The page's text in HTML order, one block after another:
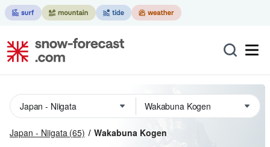
Japan - Niigata (65) Wakabuna Kogen